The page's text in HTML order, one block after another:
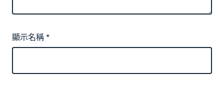
顯示名稱*